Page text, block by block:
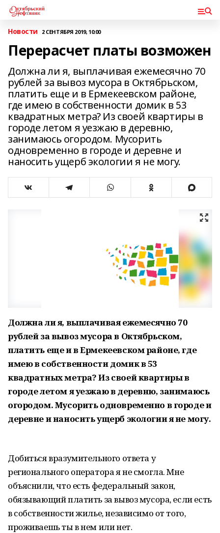
Новости 2 СЕНТЯБРЯ 2019, 10:00
Перерасчет платы возможен
Должна ли я, выплачивая ежемесячно 70
рублей за вывоз мусора в Октябрьском,
платить еще и в Ермекеевском районе,
где имею в собственности домик в 53
квадратных метра? Из своей квартиры в
городе летом я уезжаю в деревню,
занимаюсь огородом. Мусорить
одновременно в городе и деревне и
наносить ущерб экологии я не могу.
Должна ли я, выплачивая ежемесячно 70
рублей за вывоз мусора в Октябрьском,
платить еще и в Ермекеевском районе, где
имею в собственности домик в 53
квадратных метра? Из своей квартиры в
городе летом я уезжаю в деревню, занимаюсь
огородом. Мусорить одновременно в городе и
деревне и наносить ущерб экологии я не могу.
Добиться вразумительного ответа у
регионального оператора я не смогла. Мне
объяснили, что есть федеральный закон,
обязывающий платить за вывоз мусора, если есть
в собственности жилье, независимо от того,
проживаешь ты в нем или нет.